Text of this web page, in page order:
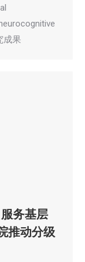
成果
务基层
推动分级